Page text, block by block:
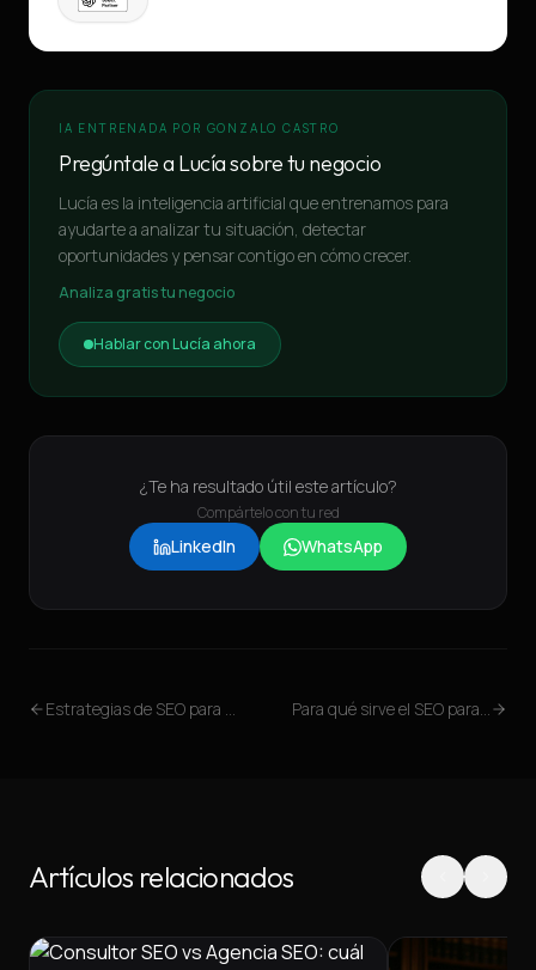
IA ENTRENADA POR GONZALO CASTRO
Pregúntale a Lucía sobre tu negocio
Lucía es la inteligencia artificial que entrenamos para
ayudarte a analizar tu situación, detectar
oportunidades y pensar contigo en cómo crecer.
Analiza gratis tu negocio
Hablar con Lucía ahora
¿Te ha resultado útil este artículo?
Compártelo con tu red
LinkedIn WhatsApp
Estrategias de SEO para Startups Para qué sirve el SEO para Startups
Artículos relacionados